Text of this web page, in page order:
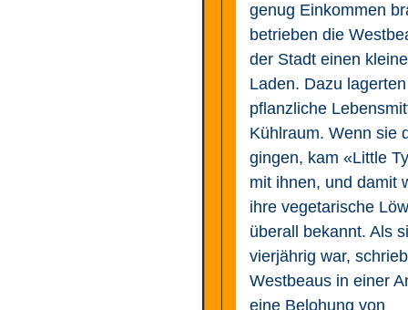
genug Einkommen
betrieben die
der Stadt einen
Laden. Dazu
pflanzliche
Kühlraum. Wenn sie
gingen, kam «Little
mit ihnen, und damit
ihre vegetarische
überall bekannt. Als
vierjährig war,
Westbeaus in einer
eine Belohung von